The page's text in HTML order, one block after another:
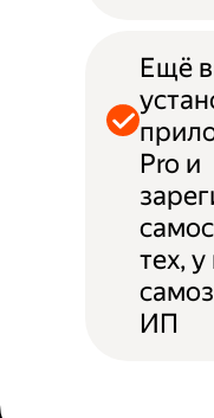
Ещё
Pro и
тех,
ИП